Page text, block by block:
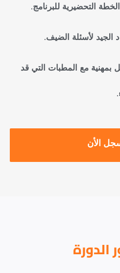
التحضيرية للبرنامج.
الجيد لأسئلة الضيف.
بمهنية مع المطبات التي قد
الأن
الدورة